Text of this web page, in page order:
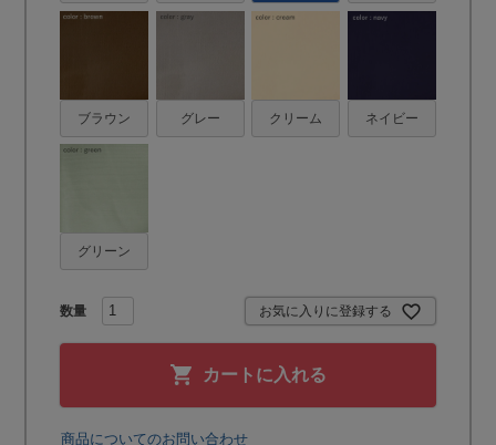
ブラウン グレー クリーム ネイビー
グリーン
お気に入りに登録する
カートに入れる
商品についてのお問い合わせ